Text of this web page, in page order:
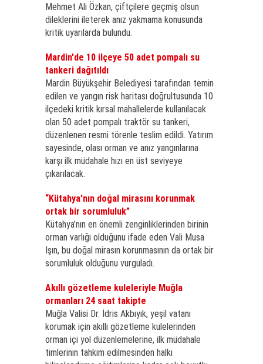
Mehmet Ali Özkan, çiftçilere geçmiş olsun
dileklerini ileterek anız yakmama konusunda
kritik uyarılarda bulundu.
Mardin'de 10 ilçeye 50 adet pompalı su
tankeri dağıtıldı
Mardin Büyükşehir Belediyesi tarafından temin
edilen ve yangın risk haritası doğrultusunda 10
ilçedeki kritik kırsal mahallelerde kullanılacak
olan 50 adet pompalı traktör su tankeri,
düzenlenen resmi törenle teslim edildi. Yatırım
sayesinde, olası orman ve anız yangınlarına
karşı ilk müdahale hızı en üst seviyeye
çıkarılacak.
“Kütahya’nın doğal mirasını korunmak
ortak bir sorumluluk”
Kütahya’nın en önemli zenginliklerinden birinin
orman varlığı olduğunu ifade eden Vali Musa
Işın, bu doğal mirasın korunmasının da ortak bir
sorumluluk olduğunu vurguladı.
Akıllı gözetleme kuleleriyle Muğla
ormanları 24 saat takipte
Muğla Valisi Dr. İdris Akbıyık, yeşil vatanı
korumak için akıllı gözetleme kulelerinden
orman içi yol düzenlemelerine, ilk müdahale
timlerinin tahkim edilmesinden halkı